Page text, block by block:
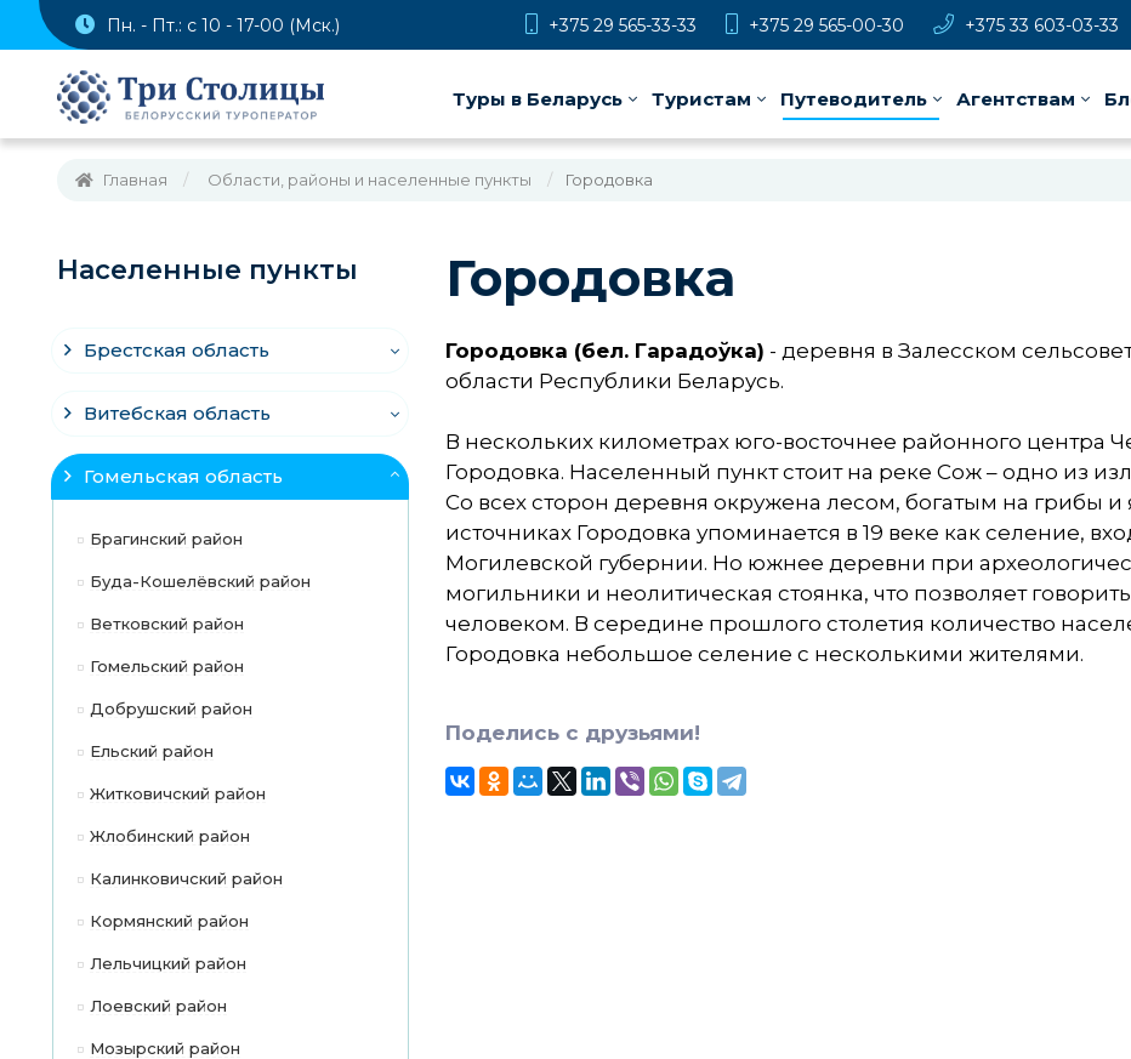
Пн. - Пт.: с 10 - 17-00 (Мск.) +375 29 565-33-33 +375 29 565-00-30 +375 33 603-03-33
Туры в Беларусь Туристам Путеводитель Агентствам
Главная Области, районы и населенные пункты Городовка
Населенные пункты
Брестская область
Витебская область
Гомельская область
Брагинский район
Буда-Кошелёвский район
Ветковский район
Гомельский район
Добрушский район
Ельский район
Житковичский район
Жлобинский район
Калинковичский район
Кормянский район
Лельчицкий район
Лоевский район
Мозырский район
Городовка
Городовка (бел. Гарадоўка) - деревня в Залесском
области Республики Беларусь.
В нескольких километрах юго-восточнее районного центра
Городовка. Населенный пункт стоит на реке Сож – одно из
Со всех сторон деревня окружена лесом, богатым на грибы
источниках Городовка упоминается в 19 веке как селение,
Могилевской губернии. Но южнее деревни при
могильники и неолитическая стоянка, что позволяет
человеком. В середине прошлого столетия количество
Городовка небольшое селение с несколькими жителями.
Поделись с друзьями!